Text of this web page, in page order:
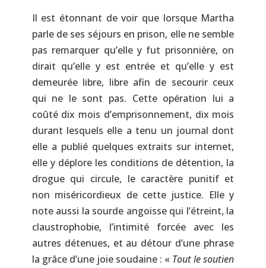
Il est étonnant de voir que lorsque Martha
parle de ses séjours en prison, elle ne semble
pas remarquer qu’elle y fut prisonnière, on
dirait qu’elle y est entrée et qu’elle y est
demeurée libre, libre afin de secourir ceux
qui ne le sont pas. Cette opération lui a
coûté dix mois d’emprisonnement, dix mois
durant lesquels elle a tenu un journal dont
elle a publié quelques extraits sur internet,
elle y déplore les conditions de détention, la
drogue qui circule, le caractère punitif et
non miséricordieux de cette justice. Elle y
note aussi la sourde angoisse qui l’étreint, la
claustrophobie, l’intimité forcée avec les
autres détenues, et au détour d’une phrase
la grâce d’une joie soudaine : « Tout le soutien